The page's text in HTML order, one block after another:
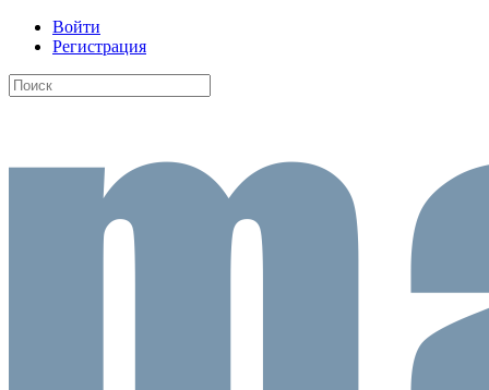
Войти
Регистрация